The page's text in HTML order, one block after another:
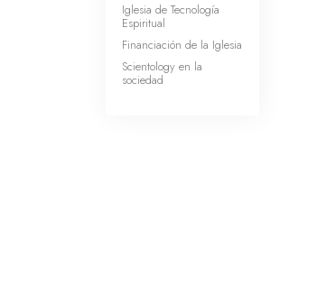
Iglesia de Tecnología
Espiritual
Financiación de la Iglesia
Scientology en la
sociedad